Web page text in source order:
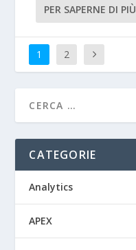
PER SAPERNE DI PIÙ
1 2
CATEGORIE
Analytics
APEX